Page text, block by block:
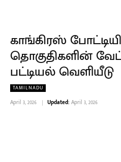
காங்கிரஸ்
தொகுதிகளின்
பட்டியல் வெளியீடு
TAMILNADU
April 3, 2026 Updated: April 3, 2026